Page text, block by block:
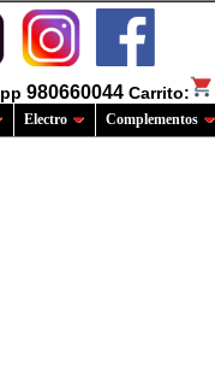
980660044 Carrito:
Electro Complementos